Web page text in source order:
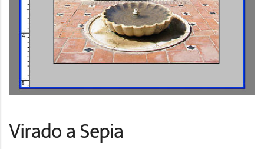
Virado a Sepia